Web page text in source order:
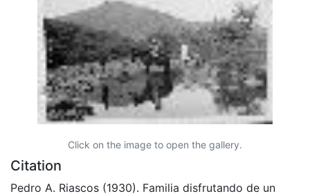
Click on the image to open the gallery.
Citation
Pedro A. Riascos (1930). Familia disfrutando de un